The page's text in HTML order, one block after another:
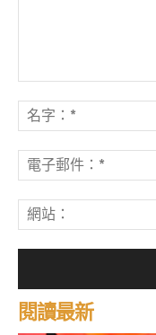
表
評
論：
閱讀最新